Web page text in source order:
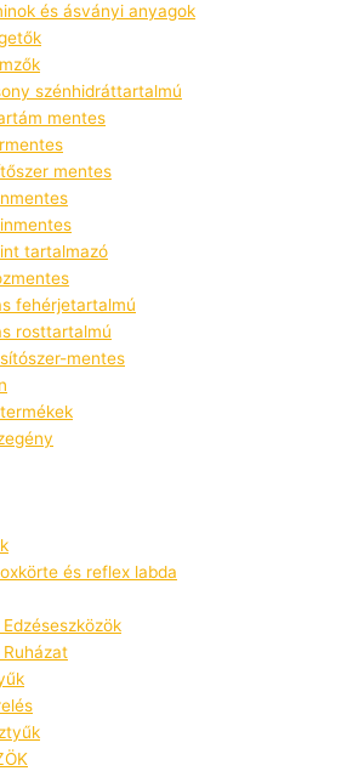
és ásványi anyagok
szénhidráttartalmú
mentes
mentes
tartalmazó
fehérjetartalmú
rosttartalmú
mentes
és reflex labda